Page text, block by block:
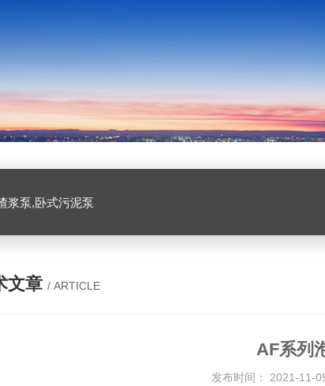
浆泵,卧式污泥泵
文章 / ARTICLE
AF系列
发布时间： 2021-